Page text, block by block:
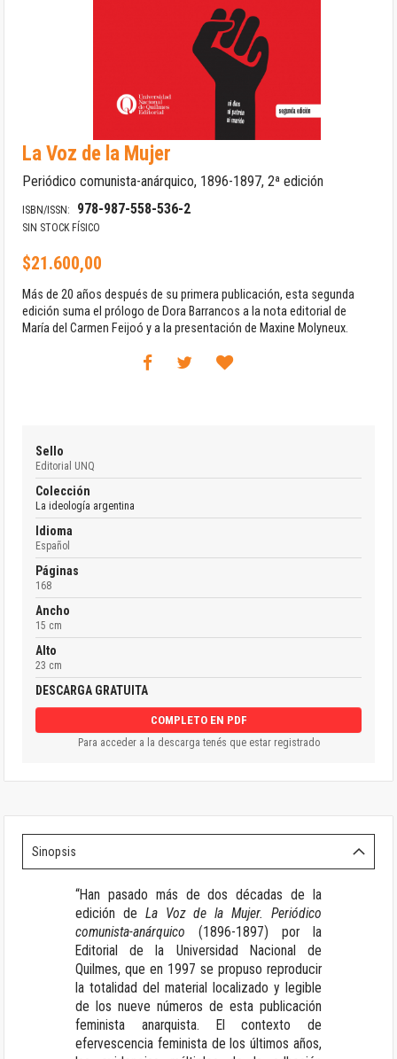
Saltar
al
comienzo
de
la
galería
de
La Voz de la Mujer
Periódico comunista-anárquico, 1896-1897, 2ª edición
ISBN/ISSN: 978-987-558-536-2
SIN STOCK FÍSICO
$21.600,00
Más de 20 años después de su primera publicación, esta segunda
edición suma el prólogo de Dora Barrancos a la nota editorial de
María del Carmen Feijoó y a la presentación de Maxine Molyneux.
Sello
Editorial UNQ
Colección
La ideología argentina
Idioma
Español
Páginas
168
Ancho
15 cm
Alto
23 cm
DESCARGA GRATUITA
COMPLETO EN PDF
Para acceder a la descarga tenés que estar registrado
Sinopsis
“Han pasado más de dos décadas de la
edición de La Voz de la Mujer. Periódico
comunista-anárquico (1896-1897) por la
Editorial de la Universidad Nacional de
Quilmes, que en 1997 se propuso reproducir
la totalidad del material localizado y legible
de los nueve números de esta publicación
feminista anarquista. El contexto de
efervescencia feminista de los últimos años,